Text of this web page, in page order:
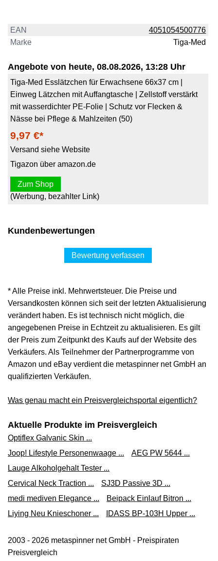
EAN
4051054500776
Marke
Tiga-Med
Angebote von heute, 08.08.2026, 13:28 Uhr
Tiga-Med Esslätzchen für Erwachsene 66x37 cm |
Einweg Lätzchen mit Auffangtasche | Zellstoff verstärkt
mit wasserdichter PE-Folie | Schutz vor Flecken &
Nässe bei Pflege & Mahlzeiten (50)
9,97 €*
Versand siehe Website
Tigazon über amazon.de
Zum Shop
(Werbung, bezahlter Link)
Kundenbewertungen
Bewertung verfassen
* Alle Preise inkl. Mehrwertsteuer. Die Preise und
Versandkosten können sich seit der letzten Aktualisierung
verändert haben. Es ist technisch nicht möglich, die
angegebenen Preise in Echtzeit zu aktualisieren. Es gilt
der Preis zum Zeitpunkt des Kaufs auf der Website des
Verkäufers. Als Teilnehmer der Partnerprogramme von
Amazon und eBay verdient die metaspinner net GmbH an
qualifizierten Verkäufen.
Was genau macht ein Preisvergleichsportal eigentlich?
Aktuelle Produkte im Preisvergleich
Optiflex Galvanic Skin ...
Joop! Lifestyle Personenwaage ...
AEG PW 5644 ...
Lauge Alkoholgehalt Tester ...
Cervical Neck Traction ...
SJ3D Passive 3D ...
medi mediven Elegance ...
Beipack Einlauf Bitron ...
Liying Neu Knieschoner ...
IDASS BP-103H Upper ...
2003 - 2026 metaspinner net GmbH - Preispiraten
Preisvergleich